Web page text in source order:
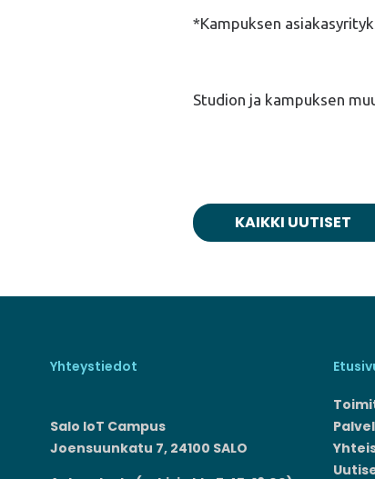
*Kampuksen
Studion ja kampuksen
KAIKKI UUTISET
Yhteystiedot
Salo IoT Campus
Joensuunkatu 7, 24100 SALO